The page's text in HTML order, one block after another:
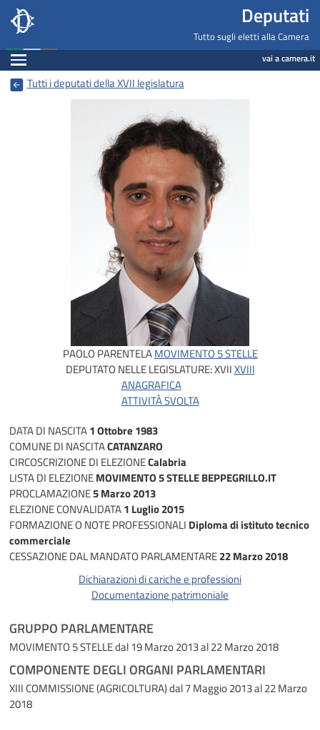
Deputati, Camera dei Deputati -
Salta al contenuto principale
Salta al menu di navigazione Deputati
Tutto sugli eletti alla Camera
Espandi vai a camera.it
Tutti i deputati della XVII legislatura
PAOLO PARENTELAMOVIMENTO 5 STELLE
DEPUTATO NELLE LEGISLATURE:XVIIXVIII
ANAGRAFICA
ATTIVITÀ SVOLTA
DATA DI NASCITA1 Ottobre 1983
COMUNE DI NASCITACATANZARO
CIRCOSCRIZIONE DI ELEZIONECalabria
LISTA DI ELEZIONEMOVIMENTO 5 STELLE BEPPEGRILLO.IT
PROCLAMAZIONE5 Marzo 2013
ELEZIONE CONVALIDATA1 Luglio 2015
FORMAZIONE O NOTE PROFESSIONALI Diploma di istituto tecnico
commerciale
CESSAZIONE DAL MANDATO PARLAMENTARE22 Marzo 2018
Dichiarazioni di cariche e professioni
Documentazione patrimoniale
GRUPPO PARLAMENTARE
MOVIMENTO 5 STELLEdal 19 Marzo 2013 al 22 Marzo 2018
COMPONENTE DEGLI ORGANI PARLAMENTARI
XIII COMMISSIONE (AGRICOLTURA)dal 7 Maggio 2013 al 22 Marzo
2018
Navigazione pagine di servizio
Fine pagina
Salta al contenuto principale
Salta al menu di navigazione
Vai a inizio pagina